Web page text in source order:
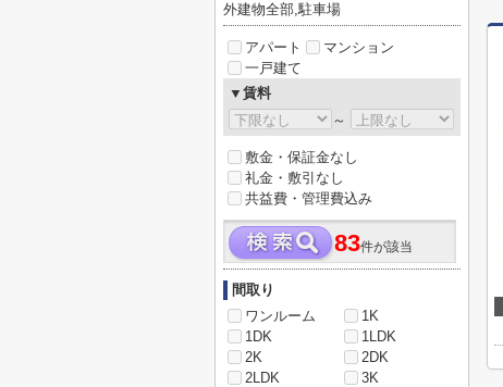
外建物全部,駐車場
アパート
マンション
一戸建て
▼賃料
～
敷金・保証金なし
礼金・敷引なし
共益費・管理費込み
83件が該当
間取り
ワンルーム
1K
1DK
1LDK
2K
2DK
2LDK
3K